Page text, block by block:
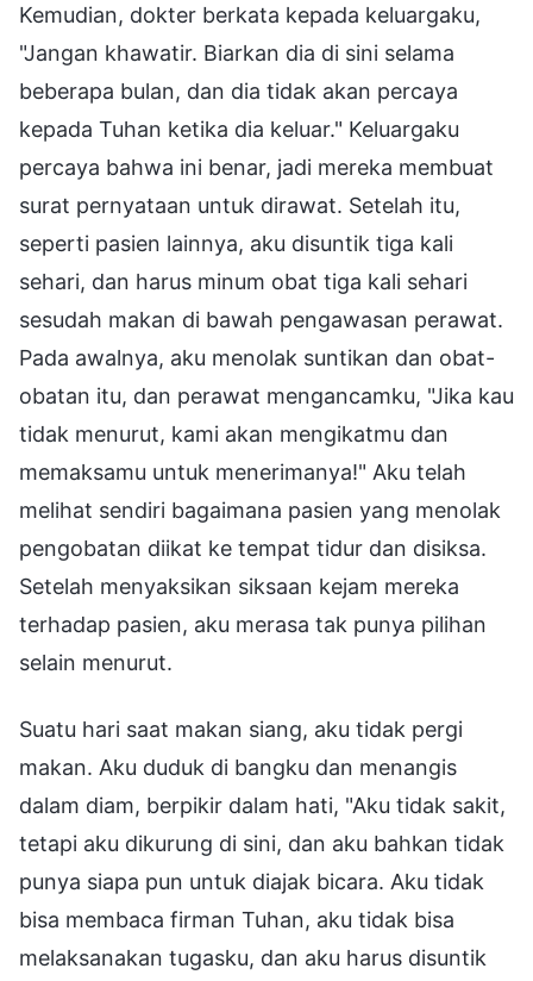
Kemudian, dokter berkata kepada keluargaku,
"Jangan khawatir. Biarkan dia di sini selama
beberapa bulan, dan dia tidak akan percaya
kepada Tuhan ketika dia keluar." Keluargaku
percaya bahwa ini benar, jadi mereka membuat
surat pernyataan untuk dirawat. Setelah itu,
seperti pasien lainnya, aku disuntik tiga kali
sehari, dan harus minum obat tiga kali sehari
sesudah makan di bawah pengawasan perawat.
Pada awalnya, aku menolak suntikan dan obat-
obatan itu, dan perawat mengancamku, "Jika kau
tidak menurut, kami akan mengikatmu dan
memaksamu untuk menerimanya!" Aku telah
melihat sendiri bagaimana pasien yang menolak
pengobatan diikat ke tempat tidur dan disiksa.
Setelah menyaksikan siksaan kejam mereka
terhadap pasien, aku merasa tak punya pilihan
selain menurut.
Suatu hari saat makan siang, aku tidak pergi
makan. Aku duduk di bangku dan menangis
dalam diam, berpikir dalam hati, "Aku tidak sakit,
tetapi aku dikurung di sini, dan aku bahkan tidak
punya siapa pun untuk diajak bicara. Aku tidak
bisa membaca firman Tuhan, aku tidak bisa
melaksanakan tugasku, dan aku harus disuntik